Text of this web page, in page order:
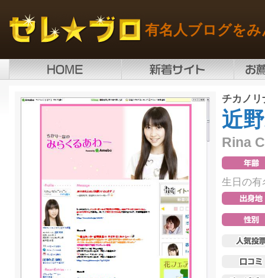
有名人ブログを
チカノリ
近
Rina
生日の有